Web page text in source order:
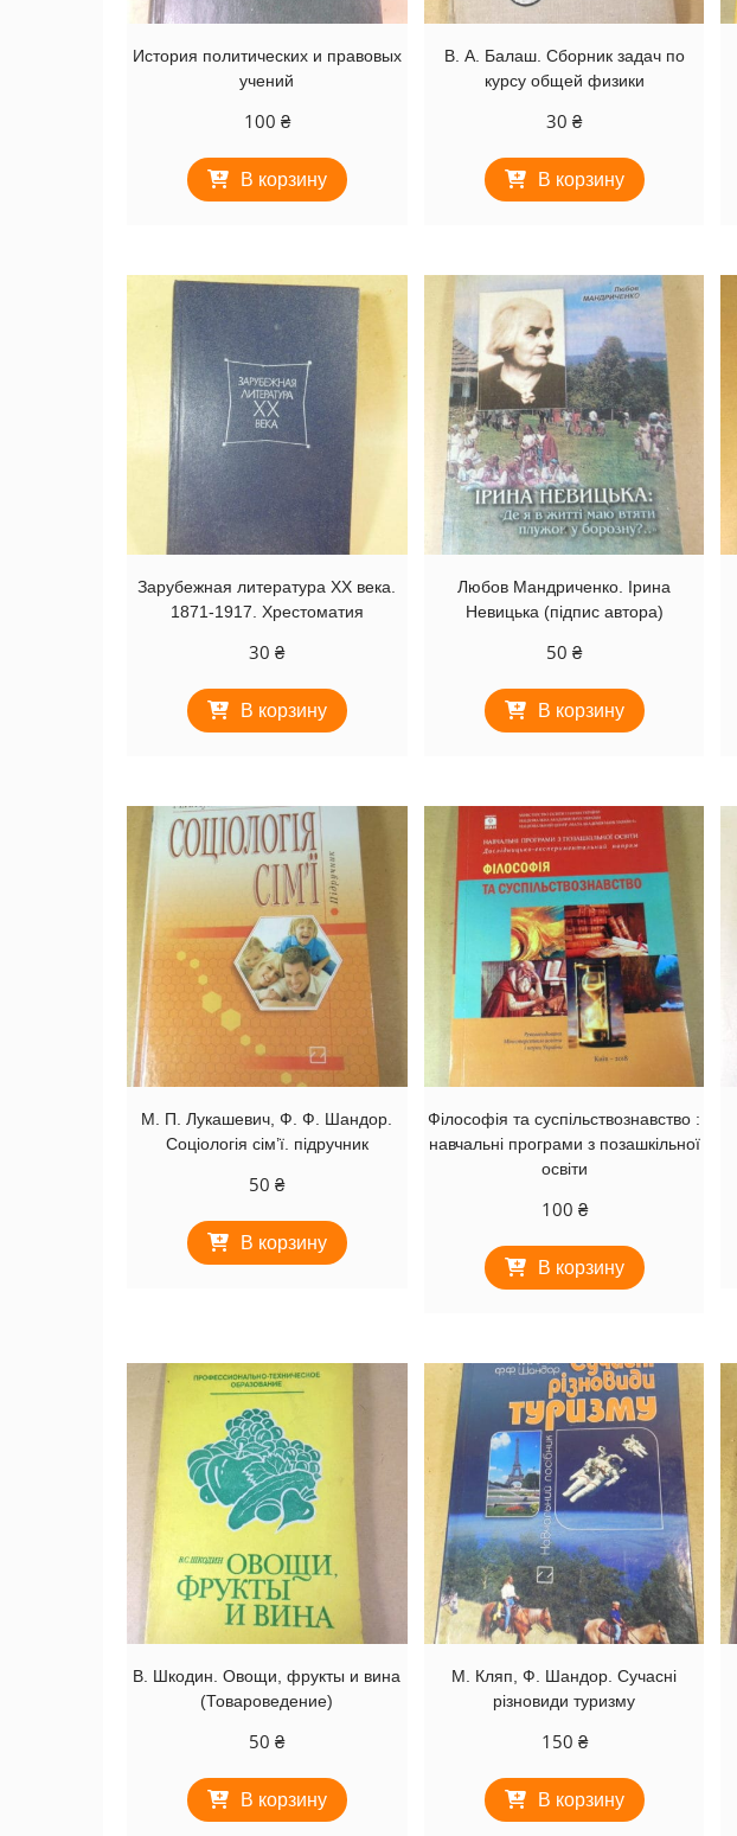
История политических и правовых
учений
100 ₴
В корзину
В. А. Балаш. Сборник задач по
курсу общей физики
30 ₴
В корзину
Зарубежная литература XX века.
1871-1917. Хрестоматия
30₴
В корзину
Любов Мандриченко. Ірина
Невицька (підпис автора)
50 ₴
В корзину
М. П. Лукашевич, Ф. Ф. Шандор.
Соціологія сім’ї. підручник
50₴
В корзину
Філософія та суспільствознавство :
навчальні програми з позашкільної
освіти
100 ₴
В корзину
В. Шкодин. Овощи, фрукты и вина
(Товароведение)
50₴
В корзину
М. Кляп, Ф. Шандор. Сучасні
різновиди туризму
150 ₴
В корзину